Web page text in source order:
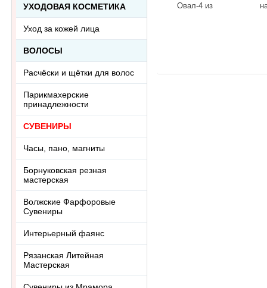
Овал-4 из
УХОДОВАЯ КОСМЕТИКА
Уход за кожей лица
ВОЛОСЫ
Расчёски и щётки для волос
Парикмахерские
принадлежности
СУВЕНИРЫ
Часы, пано, магниты
Борнуковская резная
мастерская
Волжские Фарфоровые
Сувениры
Интерьерный фаянс
Рязанская Литейная
Мастерская